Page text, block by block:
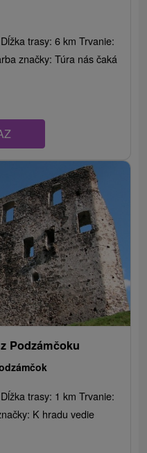
trasy: 6 km Trvanie:
značky: Túra nás čaká
Podzámčoku
trasy: 1 km Trvanie:
K hradu vedie